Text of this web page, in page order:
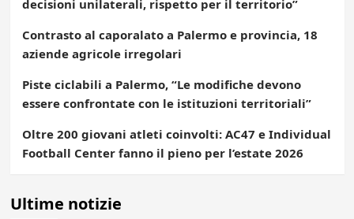
decisioni unilaterali, rispetto per il territorio”
Contrasto al caporalato a Palermo e provincia, 18
aziende agricole irregolari
Piste ciclabili a Palermo, “Le modifiche devono
essere confrontate con le istituzioni territoriali”
Oltre 200 giovani atleti coinvolti: AC47 e Individual
Football Center fanno il pieno per l’estate 2026
Ultime notizie